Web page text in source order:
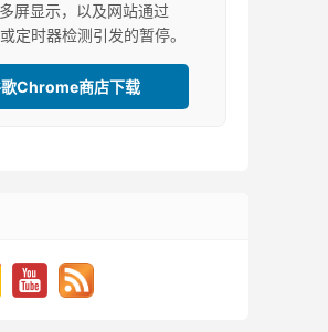
屏显示，以及网站通过
定时器检测引发的暂停。
商店下载